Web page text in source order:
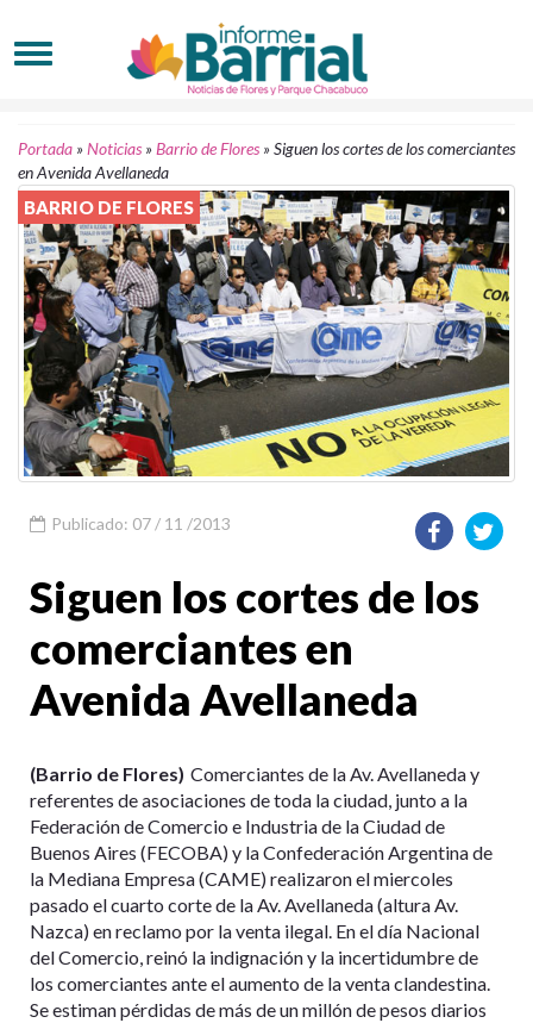
Portada »Noticias »Barrio de Flores »Siguen los cortes de los comerciantes
en Avenida Avellaneda
BARRIO DE FLORES
Publicado: 07 / 11 /2013
Siguen los cortes de los
comerciantes en
Avenida Avellaneda
(Barrio de Flores) Comerciantes de la Av. Avellaneda y
referentes de asociaciones de toda la ciudad, junto a la
Federación de Comercio e Industria de la Ciudad de
Buenos Aires (FECOBA) y la Confederación Argentina de
la Mediana Empresa (CAME) realizaron el miercoles
pasado el cuarto corte de la Av. Avellaneda (altura Av.
Nazca) en reclamo por la venta ilegal. En el día Nacional
del Comercio, reinó la indignación y la incertidumbre de
los comerciantes ante el aumento de la venta clandestina.
Se estiman pérdidas de más de un millón de pesos diarios